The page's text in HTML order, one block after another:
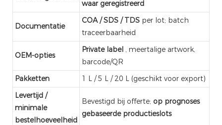
waar geregistreerd
Documentatie
COA / SDS / TDS per lot; batch
traceerbaarheid
OEM-opties
Private label , meertalige artwork,
barcode/QR
Pakketten
1 L / 5 L / 20 L (geschikt voor export)
Levertijd /
minimale
bestelhoeveelheid
Bevestigd bij offerte; op prognoses
gebaseerde productieslots